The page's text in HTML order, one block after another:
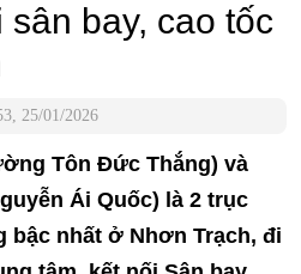
bay, cao tốc
25/01/2026
Tôn Đức Thắng) và
Ái Quốc) là 2 trục
bậc nhất ở Nhơn Trạch, đi